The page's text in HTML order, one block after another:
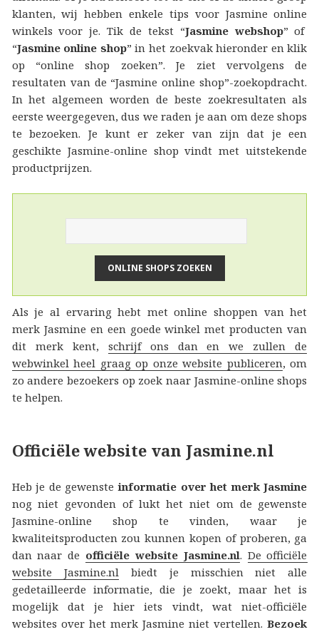
klanten, wij hebben enkele tips voor Jasmine online
winkels voor je. Tik de tekst “Jasmine webshop” of
“Jasmine online shop” in het zoekvak hieronder en klik
op “online shop zoeken”. Je ziet vervolgens de
resultaten van de “Jasmine online shop”-zoekopdracht.
In het algemeen worden de beste zoekresultaten als
eerste weergegeven, dus we raden je aan om deze shops
te bezoeken. Je kunt er zeker van zijn dat je een
geschikte Jasmine-online shop vindt met uitstekende
productprijzen.
Als je al ervaring hebt met online shoppen van het
merk Jasmine en een goede winkel met producten van
dit merk kent, schrijf ons dan en we zullen de
webwinkel heel graag op onze website publiceren, om
zo andere bezoekers op zoek naar Jasmine-online shops
te helpen.
Officiële website van Jasmine.nl
Heb je de gewensteinformatie over het merk Jasmine
nog niet gevonden of lukt het niet om de gewenste
Jasmine-online shop te vinden, waar je
kwaliteitsproducten zou kunnen kopen of proberen, ga
dan naar de officiële website Jasmine.nl. De officiële
website Jasmine.nl biedt je misschien niet alle
gedetailleerde informatie, die je zoekt, maar het is
mogelijk dat je hier iets vindt, wat niet-officiële
websites over het merk Jasmine niet vertellen.Bezoek